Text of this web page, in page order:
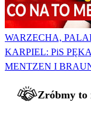
WARZECHA,
KARPIEL: PiS
MENTZEN I
Zróbmy to